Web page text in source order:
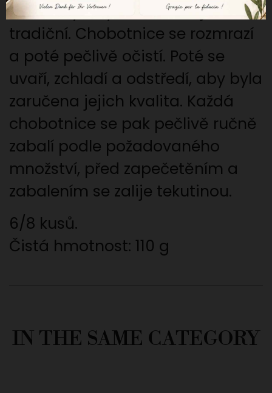
Proces výroby chobotnic je zcela
tradiční. Chobotnice se rozmrazí
a poté pečlivě očistí. Poté se
uvaří, zchladí a odstředí, aby byla
zaručena jejich kvalita. Každá
chobotnice se pak pečlivě ručně
zabalí podle požadovaného
množství, před zapečetěním a
zabalením se zalije tekutinou.
6/8 kusů.
Čistá hmotnost: 110 g
IN THE SAME CATEGORY